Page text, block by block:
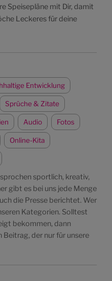
Speisepläne mit Dir, damit
Leckeres für deine
Entwicklung
Sprüche & Zitate
Audio Fotos
Online-Kita
sportlich, kreativ,
gibt es bei uns jede Menge
die Presse berichtet. Wer
Kategorien. Solltest
bekommen, dann
Beitrag, der nur für unsere